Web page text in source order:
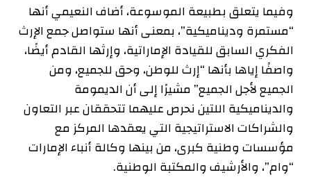
وفيما يتعلق بطبيعة الموسوعة، أضاف النعيمي أنها
“مستمرة وديناميكية”، بمعنى أنها ستواصل جمع الإرث
الفكري السابق للقيادة الإماراتية، وإرثها القادم أيضًا،
واصفًا إياها بأنها “إرث للوطن، وحق للجميع، ومن
الجميع لأجل الجميع” مشيرًا إلى أن الديمومة
والديناميكية اللتين نحرص عليهما تتحققان عبر التعاون
والشراكات الاستراتيجية التي يعقدها المركز مع
مؤسسات وطنية كبرى، من بينها وكالة أنباء الإمارات
“وام”، والأرشيف والمكتبة الوطنية.